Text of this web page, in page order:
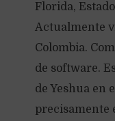
Florida,
Actualmente
Colombia.
de software.
de Yeshua en
precisamente